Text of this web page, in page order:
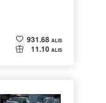
931.68 ALIS
11.10 ALIS